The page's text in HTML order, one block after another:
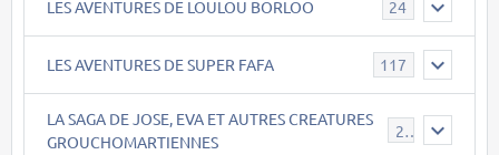
LES AVENTURES DE LOULOU BORLOO 24
LES AVENTURES DE SUPER FAFA 117
LA SAGA DE JOSE, EVA ET AUTRES CREATURES
GROUCHOMARTIENNES
26